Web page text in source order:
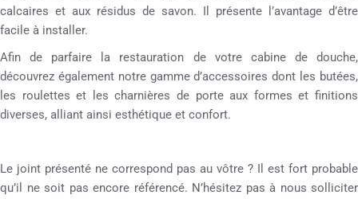
calcaires et aux résidus de savon. Il présente l’avantage d’être
facile à installer.
Afin de parfaire la restauration de votre cabine de douche,
découvrez également notre gamme d’accessoires dont les butées,
les roulettes et les charnières de porte aux formes et finitions
diverses, alliant ainsi esthétique et confort.
Le joint présenté ne correspond pas au vôtre ? Il est fort probable
qu’il ne soit pas encore référencé. N’hésitez pas à nous solliciter